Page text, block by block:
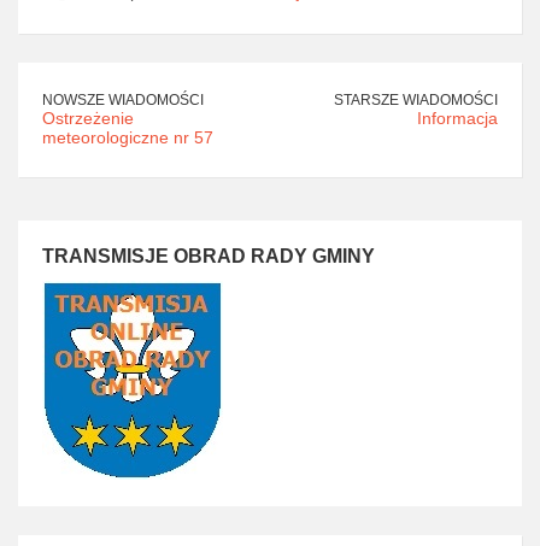
NOWSZE WIADOMOŚCI
Ostrzeżenie
meteorologiczne nr 57
STARSZE WIADOMOŚCI
Informacja
TRANSMISJE OBRAD RADY GMINY